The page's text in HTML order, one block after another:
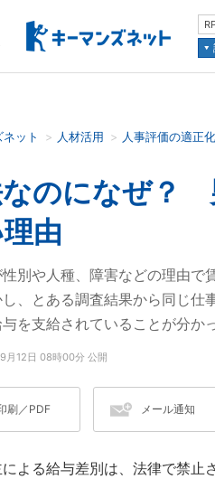
検索語を入力してください
ット 人材活用 人事評価の適正化
のになぜ？
由
性別や人種、障害などの理由で
し、とある調査結果から同じ
を支給されていることが分か
月12日 08時00分 公開
刷／PDF メール通知
よる給与差別は、法律で禁止